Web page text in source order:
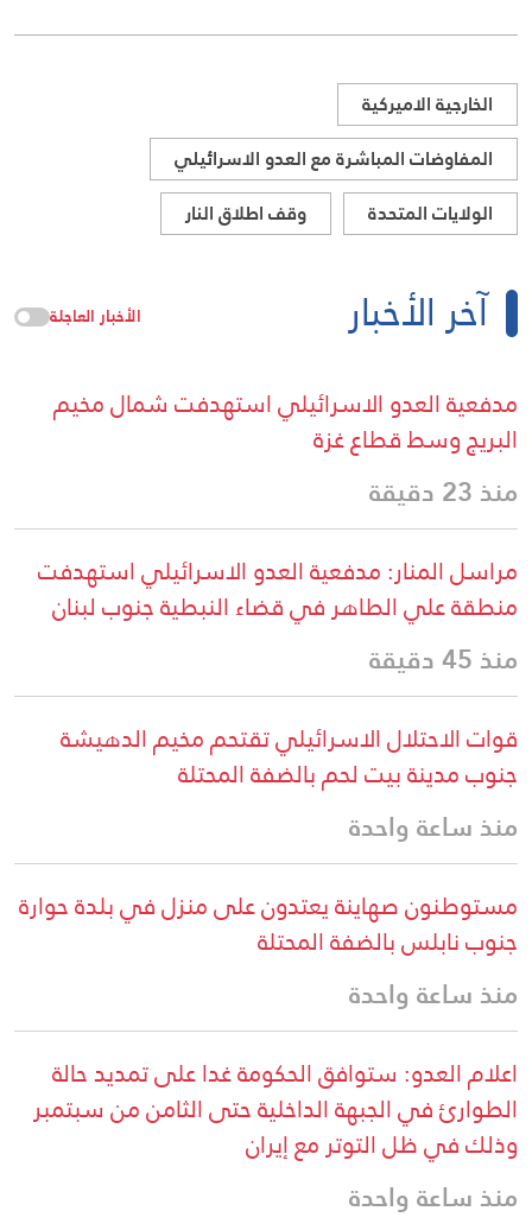
الخارجية الاميركية
المفاوضات المباشرة مع العدو الاسرائيلي
الولايات المتحدة
وقف اطلاق النار
آخر الأخبار الأخبار العاجلة
مدفعية العدو الاسرائيلي استهدفت شمال مخيم
البريج وسط قطاع غزة
منذ 23 دقيقة
مراسل المنار: مدفعية العدو الاسرائيلي استهدفت
منطقة علي الطاهر في قضاء النبطية جنوب لبنان
منذ 45 دقيقة
قوات الاحتلال الاسرائيلي تقتحم مخيم الدهيشة
جنوب مدينة بيت لحم بالضفة المحتلة
منذ ساعة واحدة
مستوطنون صهاينة يعتدون على منزل في بلدة حوارة
جنوب نابلس بالضفة المحتلة
منذ ساعة واحدة
اعلام العدو: ستوافق الحكومة غدا على تمديد حالة
الطوارئ في الجبهة الداخلية حتى الثامن من سبتمبر
وذلك في ظل التوتر مع إيران
منذ ساعة واحدة